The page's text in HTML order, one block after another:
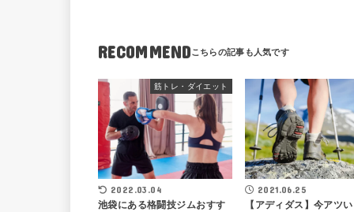
RECOMMEND
筋トレ・ダイエット
2022.03.04
池袋にある格闘技ジムおすす
2021.06.25
【アディダス】今アツ